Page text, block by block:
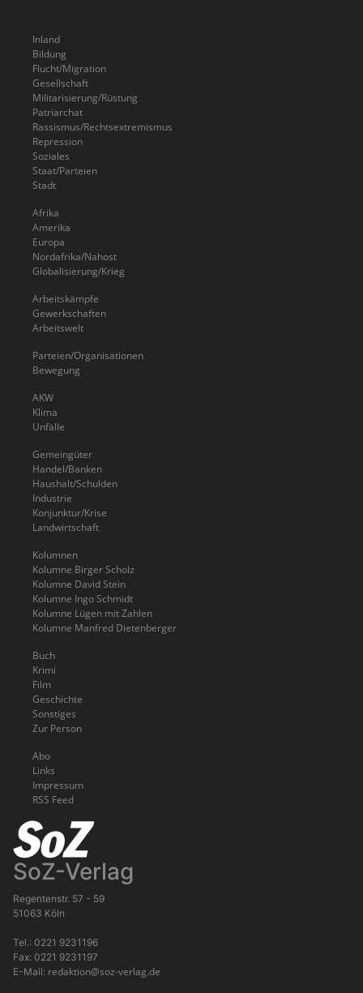
Inland
Bildung
Flucht/Migration
Gesellschaft
Militarisierung/Rüstung
Patriarchat
Rassismus/Rechtsextremismus
Repression
Soziales
Staat/Parteien
Stadt
Afrika
Amerika
Europa
Nordafrika/Nahost
Globalisierung/Krieg
Arbeitskämpfe
Gewerkschaften
Arbeitswelt
Parteien/Organisationen
Bewegung
AKW
Klima
Unfälle
Gemeingüter
Handel/Banken
Haushalt/Schulden
Industrie
Konjunktur/Krise
Landwirtschaft
Kolumnen
Kolumne Birger Scholz
Kolumne David Stein
Kolumne Ingo Schmidt
Kolumne Lügen mit Zahlen
Kolumne Manfred Dietenberger
Buch
Krimi
Film
Geschichte
Sonstiges
Zur Person
Abo
Links
Impressum
RSS Feed
SoZ-Verlag
Regentenstr. 57 - 59
51063 Köln
Tel.: 0221 9231196
Fax: 0221 9231197
E-Mail: redaktion@soz-verlag.de